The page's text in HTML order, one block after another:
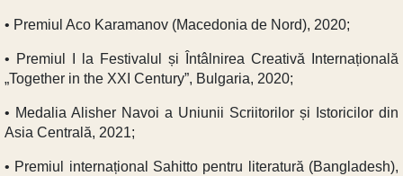
• Premiul Aco Karamanov (Macedonia de Nord), 2020;
• Premiul I la Festivalul și Întâlnirea Creativă Internațională
„Together in the XXI Century”, Bulgaria, 2020;
• Medalia Alisher Navoi a Uniunii Scriitorilor și Istoricilor din
Asia Centrală, 2021;
• Premiul internațional Sahitto pentru literatură (Bangladesh),